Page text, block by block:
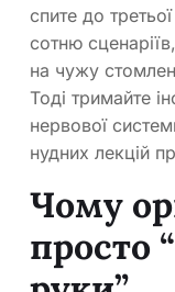
спите до
сотню
на чужу
Тоді тримайте
нервової
нудних лекцій
Чому
просто